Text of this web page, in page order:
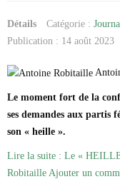
Détails Catégorie :
Publication : 14 août 2023
Le moment fort de la
ses demandes aux partis
son « heille ».
Lire la suite : Le «
Robitaille Ajouter un